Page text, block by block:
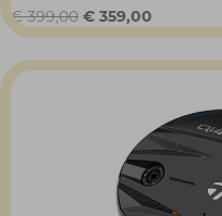
€399,00 Oorspronkelijke
prijs
was:
€ 359,00
prijs
is: